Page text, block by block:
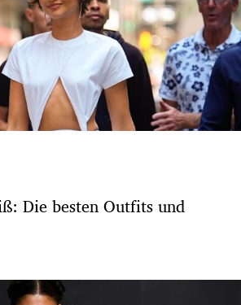
Die besten Outfits und